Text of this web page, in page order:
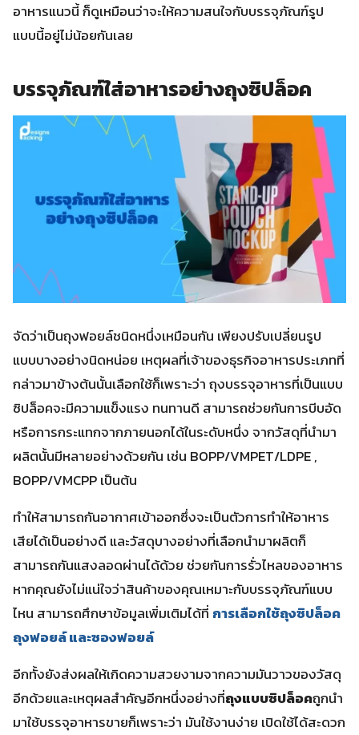
อาหารแนวนี้ ก็ดูเหมือนว่าจะให้ความสนใจกับบรรจุภัณฑ์รูป
แบบนี้อยู่ไม่น้อยกันเลย
บรรจุภัณฑ์ใส่อาหารอย่างถุงซิปล็อค
จัดว่าเป็นถุงฟอยล์ชนิดหนึ่งเหมือนกัน เพียงปรับเปลี่ยนรูป
แบบบางอย่างนิดหน่อย เหตุผลที่เจ้าของธุรกิจอาหารประเภทที่
กล่าวมาข้างต้นนั้นเลือกใช้ก็เพราะว่า ถุงบรรจุอาหารที่เป็นแบบ
ซิปล็อคจะมีความแข็งแรง ทนทานดี สามารถช่วยกันการบีบอัด
หรือการกระแทกจากภายนอกได้ในระดับหนึ่ง จากวัสดุที่นำมา
ผลิตนั้นมีหลายอย่างด้วยกัน เช่น BOPP/VMPET/LDPE ,
BOPP/VMCPP เป็นต้น
ทำให้สามารถกันอากาศเข้าออกซึ่งจะเป็นตัวการทำให้อาหาร
เสียได้เป็นอย่างดี และวัสดุบางอย่างที่เลือกนำมาผลิตก็
สามารถกันแสงลอดผ่านได้ด้วย ช่วยกันการรั่วไหลของอาหาร
หากคุณยังไม่แน่ใจว่าสินค้าของคุณเหมาะกับบรรจุภัณฑ์แบบ
ไหน สามารถศึกษาข้อมูลเพิ่มเติมได้ที่ การเลือกใช้ถุงซิปล็อค
ถุงฟอยล์ และซองฟอยล์
อีกทั้งยังส่งผลให้เกิดความสวยงามจากความมันวาวของวัสดุ
อีกด้วยและเหตุผลสำคัญอีกหนึ่งอย่างที่ถุงแบบซิปล็อคถูกนำ
มาใช้บรรจุอาหารขายก็เพราะว่า มันใช้งานง่าย เปิดใช้ได้สะดวก